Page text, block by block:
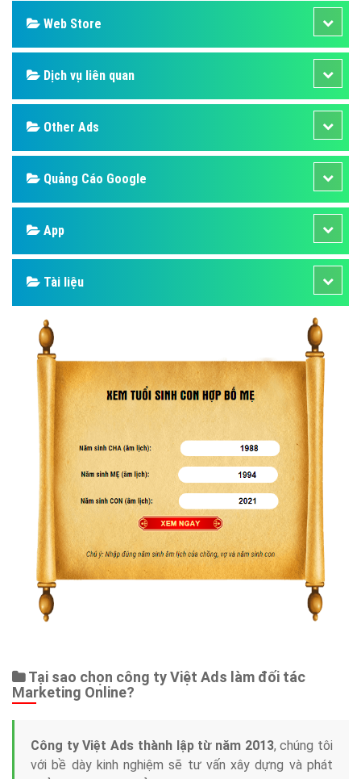
Web Store
Dịch vụ liên quan
Other Ads
Quảng Cáo Google
App
Tài liệu
Tại sao chọn công ty Việt Ads làm đối tác
Marketing Online?
Công ty Việt Ads thành lập từ năm 2013, chúng tôi
với bề dày kinh nghiệm sẽ tư vấn xây dựng và phát